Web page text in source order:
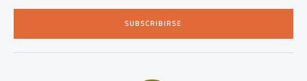
i
*
SUBSCRIBIRSE